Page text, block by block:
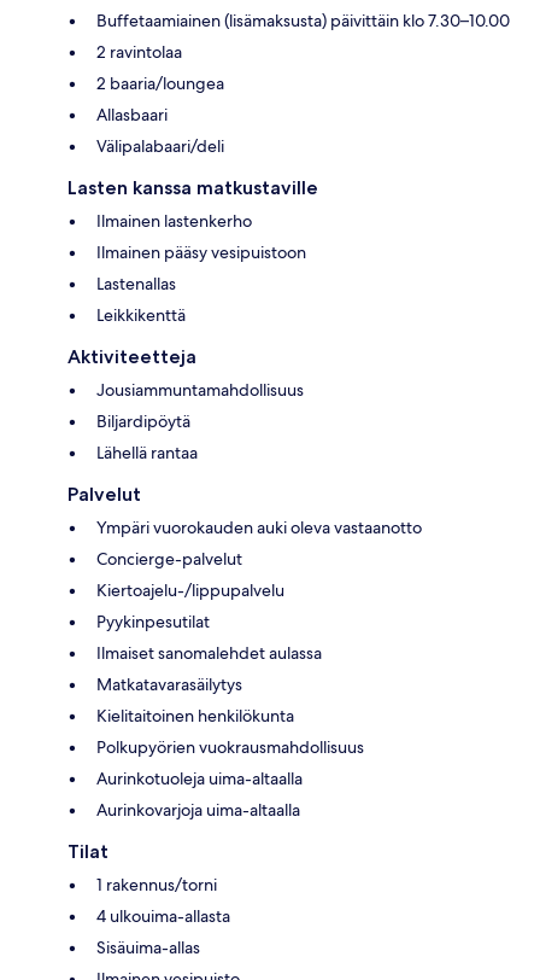
Buffetaamiainen (lisämaksusta) päivittäin klo 7.30–10.00
2 ravintolaa
2 baaria/loungea
Allasbaari
Välipalabaari/deli
Lasten kanssa matkustaville
Ilmainen lastenkerho
Ilmainen pääsy vesipuistoon
Lastenallas
Leikkikenttä
Aktiviteetteja
Jousiammuntamahdollisuus
Biljardipöytä
Lähellä rantaa
Palvelut
Ympäri vuorokauden auki oleva vastaanotto
Concierge-palvelut
Kiertoajelu-/lippupalvelu
Pyykinpesutilat
Ilmaiset sanomalehdet aulassa
Matkatavarasäilytys
Kielitaitoinen henkilökunta
Polkupyörien vuokrausmahdollisuus
Aurinkotuoleja uima-altaalla
Aurinkovarjoja uima-altaalla
Tilat
1 rakennus/torni
4 ulkouima-allasta
Sisäuima-allas